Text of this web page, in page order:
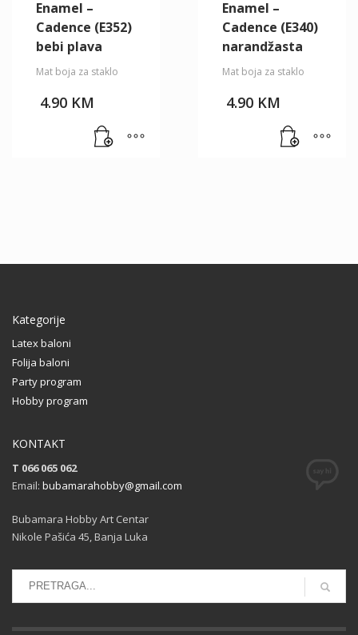
Enamel –
Cadence (E352)
bebi plava
Mat boja za staklo
4.90 KM
Enamel –
Cadence (E340)
narandžasta
Mat boja za staklo
4.90 KM
Kategorije
Latex baloni
Folija baloni
Party program
Hobby program
KONTAKT
T 066 065 062
Email: bubamarahobby@gmail.com
Bubamara Hobby Art Centar
Nikole Pašića 45, Banja Luka